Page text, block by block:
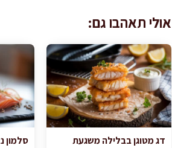
אולי תאהבו גם:
דג מטוגן בבלילה משגעת
סלמון